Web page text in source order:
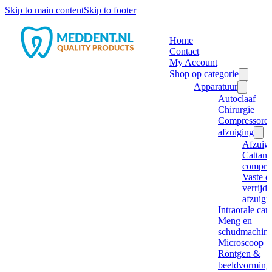
Skip to main contentSkip to footer
Home
Contact
My Account
Shop op categorie
Apparatuur
Autoclaaf
Chirurgie
afzuiging
Cattani
Vaste
Intraorale
Meng en
Microscoop
Röntgen &
beeldvorming